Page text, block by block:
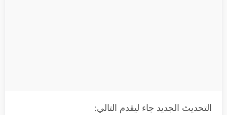
التحديث الجديد جاء ليقدم التالي: